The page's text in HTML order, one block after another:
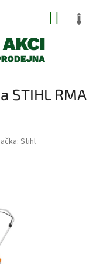
STIHL RMA
Stihl